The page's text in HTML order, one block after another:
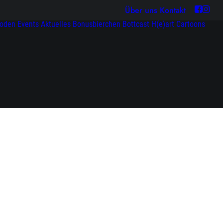
Über uns Kontakt
Events Aktuelles Bonusbierchen Bottcast H(e)art Cartoons